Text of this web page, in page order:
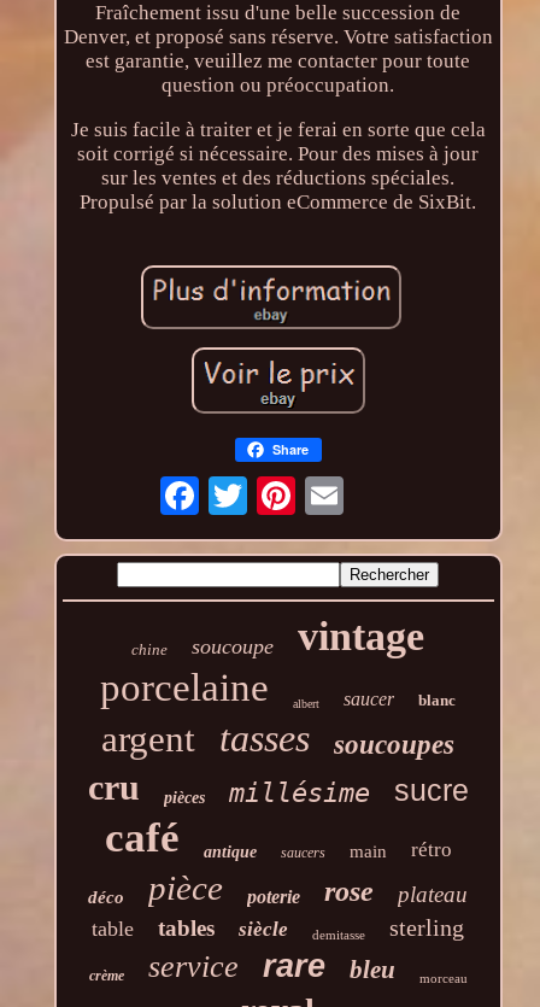
Fraîchement issu d'une belle succession de
Denver, et proposé sans réserve. Votre satisfaction
est garantie, veuillez me contacter pour toute
question ou préoccupation.
Je suis facile à traiter et je ferai en sorte que cela
soit corrigé si nécessaire. Pour des mises à jour
sur les ventes et des réductions spéciales.
Propulsé par la solution eCommerce de SixBit.
Share
chine soucoupe vintage
porcelaine albert saucer blanc
argent tasses soucoupes
cru pièces millésime sucre
café antique saucers main rétro
déco pièce poterie rose plateau
table tables siècle demitasse sterling
crème service rare bleu morceau